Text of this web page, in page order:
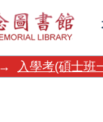
→ 入學考(碩士班